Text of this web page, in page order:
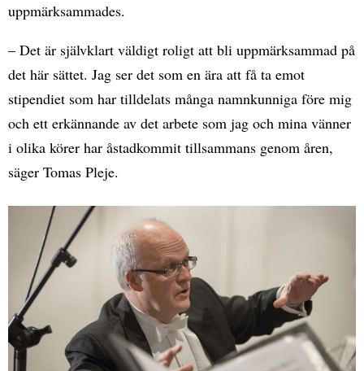
uppmärksammades.
– Det är självklart väldigt roligt att bli uppmärksammad på
det här sättet. Jag ser det som en ära att få ta emot
stipendiet som har tilldelats många namnkunniga före mig
och ett erkännande av det arbete som jag och mina vänner
i olika körer har åstadkommit tillsammans genom åren,
säger Tomas Pleje.